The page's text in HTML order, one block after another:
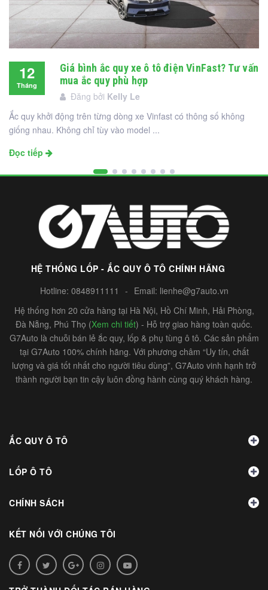
12
Tháng
Giá bình ắc quy xe ô tô điện VinFast? Tư vấn
mua ắc quy phù hợp
Đăng bởi Kelly Le
Ắc quy khởi động trên từng dòng xe Vinfast có thông số không
giống nhau. Không chỉ tùy vào model ...
Đọc tiếp
HỆ THỐNG LỐP - ẮC QUY Ô TÔ CHÍNH HÃNG
Hotline: 0848911111 - Email: lienhe@g7auto.vn
Hệ thống hơn 20 cửa hàng tại Hà Nội, Hồ Chí Minh, Hải Phòng,
Đà Nẵng, Phú Thọ (Xem chi tiết) - Hỗ trợ giao hàng toàn quốc.
G7Auto là chuỗi bán lẻ ắc quy, lốp & phụ tùng ô tô. Các sản phẩm
tại G7Auto 100% chính hãng. Với phương châm “Uy tín, chất
lượng và giá tốt nhất cho người tiêu dùng”, G7Auto vinh hạnh trở
thành người bạn tin cậy luôn đồng hành cùng quý khách hàng.
ẮC QUY Ô TÔ
LỐP Ô TÔ
CHÍNH SÁCH
KẾT NỐI VỚI CHÚNG TÔI